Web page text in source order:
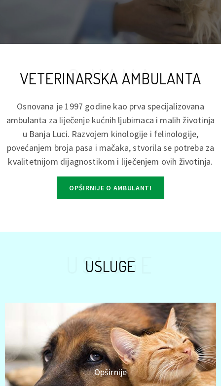
O NAMA
VETERINARSKA AMBULANTA
Osnovana je 1997 godine kao prva specijalizovana
ambulanta za liječenje kućnih ljubimaca i malih životinja
u Banja Luci. Razvojem kinologije i felinologije,
povećanjem broja pasa i mačaka, stvorila se potreba za
kvalitetnijom dijagnostikom i liječenjem ovih životinja.
OPŠIRNIJE O AMBULANTI
USLUGE
USLUGE
Opširnije